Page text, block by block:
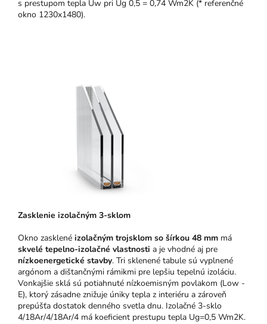
s prestupom tepla Uw pri Ug 0,5 = 0,74 Wm2K (* referenčné
okno 1230x1480).
Zasklenie izolačným 3-sklom
Okno zasklené izolačným trojsklom so šírkou 48 mm má
skvelé tepelno-izolačné vlastnosti a je vhodné aj pre
nízkoenergetické stavby. Tri sklenené tabule sú vyplnené
argónom a dištančnými rámikmi pre lepšiu tepelnú izoláciu.
Vonkajšie sklá sú potiahnuté nízkoemisným povlakom (Low -
E), ktorý zásadne znižuje úniky tepla z interiéru a zároveň
prepúšťa dostatok denného svetla dnu. Izolačné 3-sklo
4/18Ar/4/18Ar/4 má koeficient prestupu tepla Ug=0,5 Wm2K.